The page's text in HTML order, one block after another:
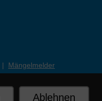
| Mängelmelder
Ablehnen